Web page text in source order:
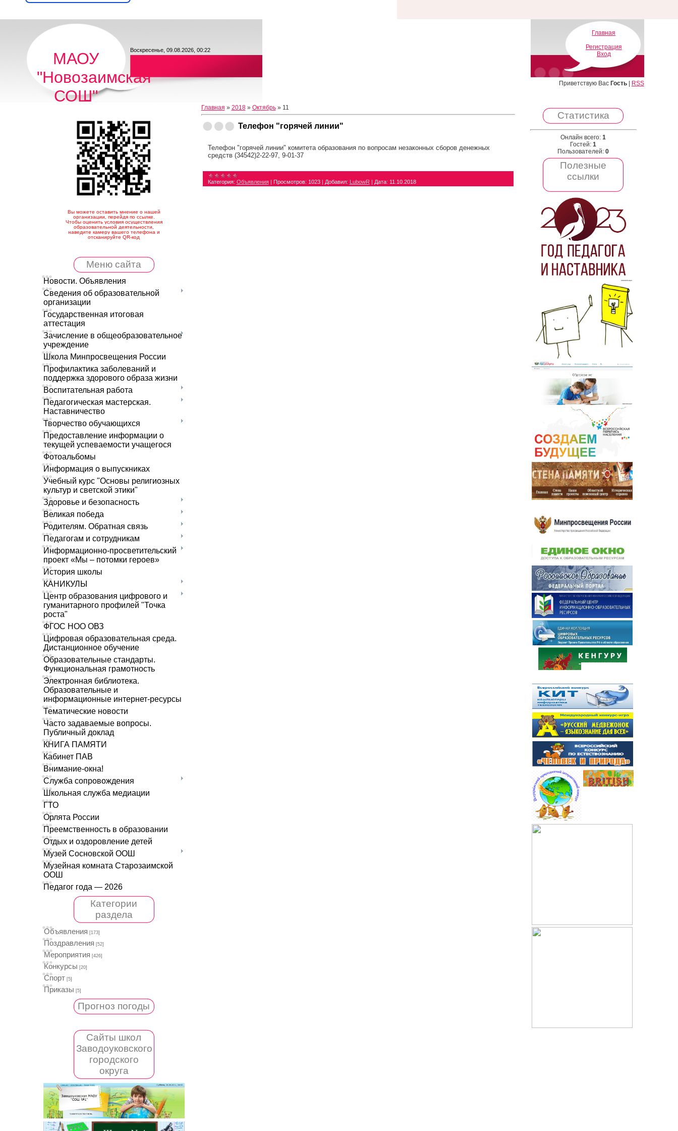
МАОУ
"Новозаимская
СОШ"
Воскресенье, 09.08.2026, 00:22
Главная
Регистрация
Вход
Приветствую Вас Гость| RSS
Вы можете оставить мнение о нашей
организации, перейдя по ссылке.
Чтобы оценить условия осуществления
образовательной деятельности,
наведите камеру вашего телефона и
отсканируйте QR-код
Меню сайта
Новости. Объявления
Сведения об образовательной
организации
Государственная итоговая
аттестация
Зачисление в общеобразовательное
учреждение
Школа Минпросвещения России
Профилактика заболеваний и
поддержка здорового образа жизни
Воспитательная работа
Педагогическая мастерская.
Наставничество
Творчество обучающихся
Предоставление информации о
текущей успеваемости учащегося
Фотоальбомы
Информация о выпускниках
Учебный курс "Основы религиозных
культур и светской этики"
Здоровье и безопасность
Великая победа
Родителям. Обратная связь
Педагогам и сотрудникам
Информационно-просветительский
проект «Мы – потомки героев»
История школы
КАНИКУЛЫ
Центр образования цифрового и
гуманитарного профилей "Точка
роста"
ФГОС НОО ОВЗ
Цифровая образовательная среда.
Дистанционное обучение
Образовательные стандарты.
Функциональная грамотность
Электронная библиотека.
Образовательные и
информационные интернет-ресурсы
Тематические новости
Часто задаваемые вопросы.
Публичный доклад
КНИГА ПАМЯТИ
Кабинет ПАВ
Внимание-окна!
Служба сопровождения
Школьная служба медиации
ГТО
Орлята России
Преемственность в образовании
Отдых и оздоровление детей
Музей Сосновской ООШ
Музейная комната Старозаимской
ООШ
Педагог года — 2026
Категории
раздела
Объявления [173]
Поздравления [52]
Мероприятия [426]
Конкурсы [20]
Спорт [5]
Приказы [5]
Прогноз погоды
Сайты школ
Заводоуковского
городского
округа
Главная » 2018 » Октябрь » 11
Телефон "горячей линии"
Телефон "горячей линии" комитета образования по вопросам незаконных сборов денежных
средств (34542)2-22-97, 9-01-37
Категория: Объявления | Просмотров: 1023 | Добавил: LubowR | Дата: 11.10.2018
Статистика
Онлайн всего: 1
Гостей: 1
Пользователей: 0
Полезные
ссылки